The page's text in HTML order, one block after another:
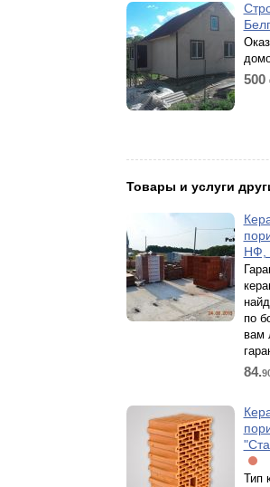
500
Товары и услуги
НФ,
по
вам
84.
Тип